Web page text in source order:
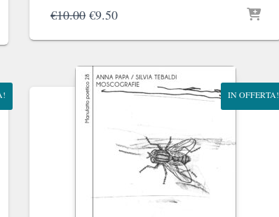
€10.00 Il
originale
€10.00.
€9.50Il
attuale
€9.50.
IN OFFERTA!